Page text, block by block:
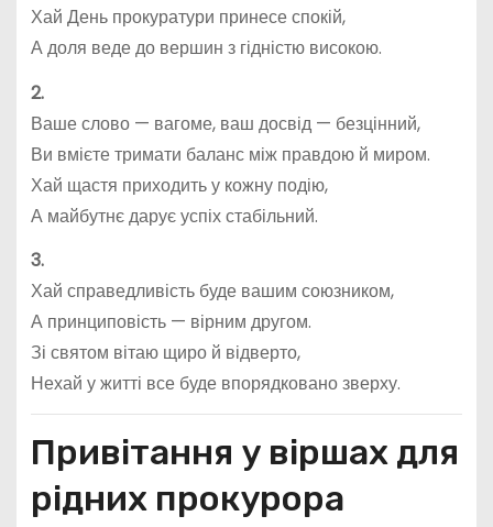
Хай День прокуратури принесе спокій,
А доля веде до вершин з гідністю високою.
2.
Ваше слово — вагоме, ваш досвід — безцінний,
Ви вмієте тримати баланс між правдою й миром.
Хай щастя приходить у кожну подію,
А майбутнє дарує успіх стабільний.
3.
Хай справедливість буде вашим союзником,
А принциповість — вірним другом.
Зі святом вітаю щиро й відверто,
Нехай у житті все буде впорядковано зверху.
Привітання у віршах для
рідних прокурора